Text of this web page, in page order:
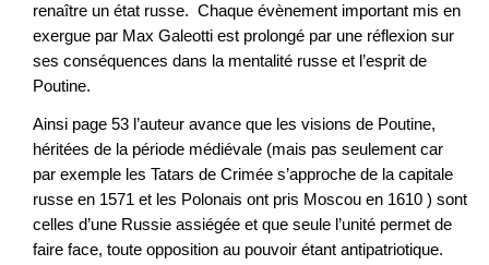
renaître un état russe. Chaque évènement important mis en
exergue par Max Galeotti est prolongé par une réflexion sur
ses conséquences dans la mentalité russe et l’esprit de
Poutine.
Ainsi page 53 l’auteur avance que les visions de Poutine,
héritées de la période médiévale (mais pas seulement car
par exemple les Tatars de Crimée s’approche de la capitale
russe en 1571 et les Polonais ont pris Moscou en 1610 ) sont
celles d’une Russie assiégée et que seule l’unité permet de
faire face, toute opposition au pouvoir étant antipatriotique.